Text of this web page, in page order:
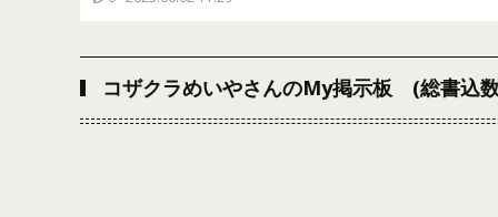
コザクラめいやさんのMy掲示板 (総書込